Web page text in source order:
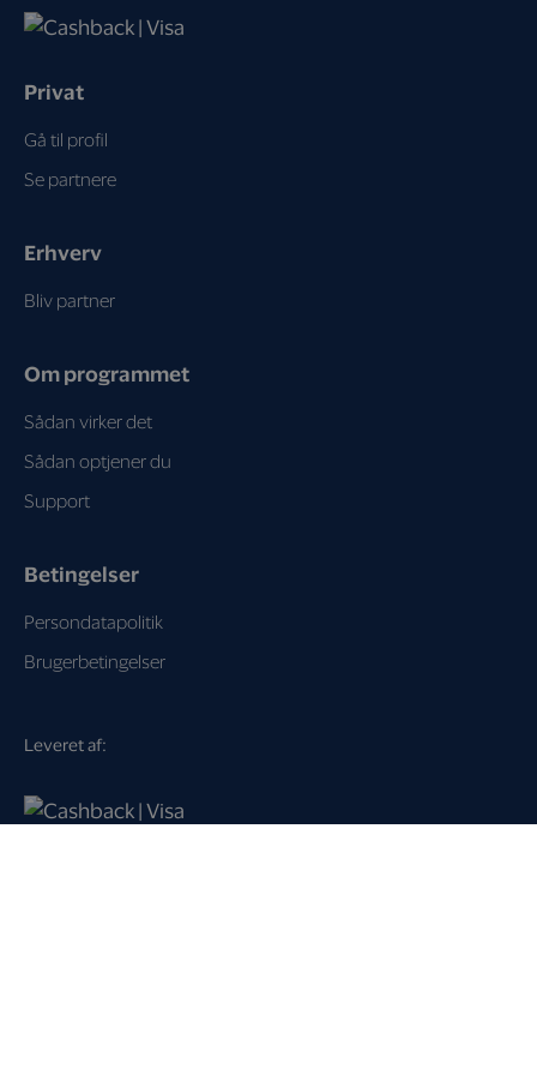
Leveret af:
Privat
Gå til profil
Se partnere
Erhverv
Bliv partner
Om programmet
Sådan virker det
Sådan optjener du
Support
Betingelser
Persondatapolitik
Brugerbetingelser